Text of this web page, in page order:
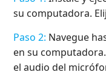
su computadora.
Paso 2: Navegue
en su
el audio del